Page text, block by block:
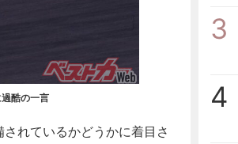
酷の一言
れているかどうかに着目さ
3
4